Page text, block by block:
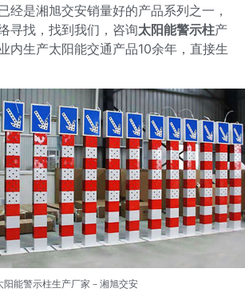
经是湘旭交安销量好的产品系列之一，
寻找，找到我们，咨询太阳能警示柱产
内生产太阳能交通产品10余年，直接生
阳能警示柱生产厂家 －湘旭交安